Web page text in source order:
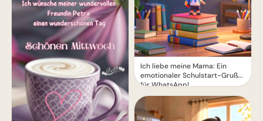
Ich liebe meine Mama: Ein
emotionaler Schulstart-Gruß
für WhatsApp!